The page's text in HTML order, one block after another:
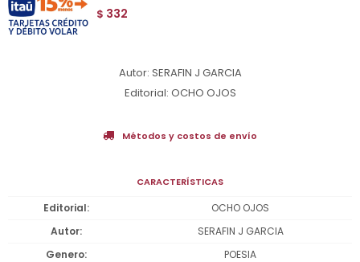
$ 332
Autor: SERAFIN J GARCIA
Editorial: OCHO OJOS
Métodos y costos de envío
CARACTERÍSTICAS
Editorial
OCHO OJOS
Autor
SERAFIN J GARCIA
Genero
POESIA